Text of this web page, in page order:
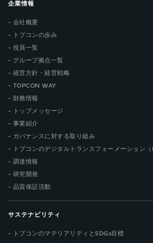
企業情報
会社概要
トプコンの歩み
役員一覧
グループ拠点一覧
経営方針・経営戦略
TOPCON WAY
財務情報
トップメッセージ
事業紹介
ガバナンスに対する取り組み
トプコンのデジタルトランスフォーメーション（
調達情報
研究開発
品質保証活動
サステナビリティ
トプコンのマテリアリティとSDGs目標